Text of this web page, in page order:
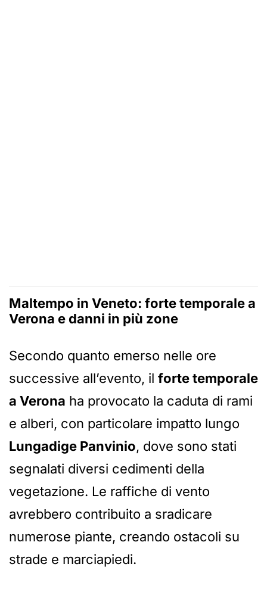
Maltempo in Veneto: forte temporale a
Verona e danni in più zone
Secondo quanto emerso nelle ore
successive all’evento, il forte temporale
a Verona ha provocato la caduta di rami
e alberi, con particolare impatto lungo
Lungadige Panvinio, dove sono stati
segnalati diversi cedimenti della
vegetazione. Le raffiche di vento
avrebbero contribuito a sradicare
numerose piante, creando ostacoli su
strade e marciapiedi.